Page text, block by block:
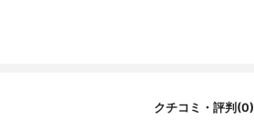
クチコミ・評判(0)